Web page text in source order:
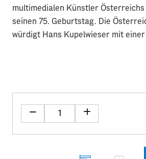
multimedialen Künstler
seinen 75. Geburtstag. Die
würdigt Hans Kupelwieser mit